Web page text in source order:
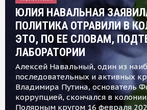
ЮЛИЯ НАВАЛЬНАЯ
ПОЛИТИКА ОТРАВИЛИ В
ЭТО, ПО ЕЕ СЛОВАМ,
ЛАБОРАТОРИИ
Алексей Навальный, один из
последовательных и активных
Владимира Путина, основатель
коррупцией, скончался в
Полярным кругом 16 февраля